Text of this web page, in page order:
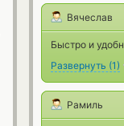
Вячеслав
Быстро и
Развернуть (1)
Рамиль